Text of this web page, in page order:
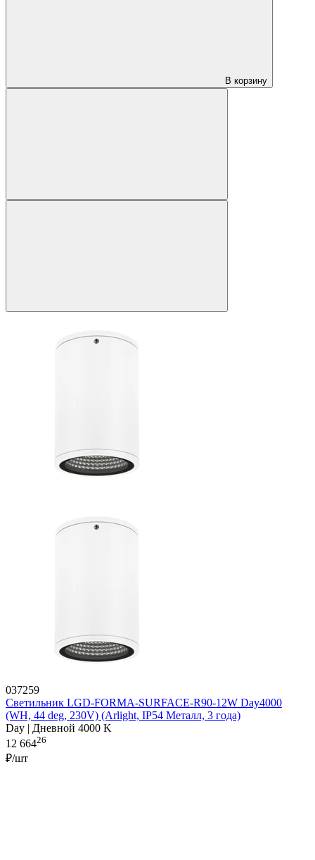
В корзину
037259
Светильник LGD-FORMA-SURFACE-R90-12W Day4000
(WH, 44 deg, 230V) (Arlight, IP54 Металл, 3 года)
Day | Дневной 4000 K
12 66426
₽/шт